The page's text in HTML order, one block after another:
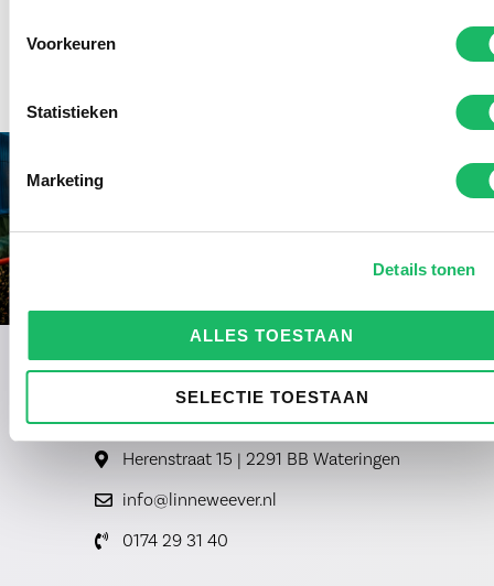
Voorkeuren
Statistieken
Marketing
Details tonen
ALLES TOESTAAN
SELECTIE TOESTAAN
Herenstraat 15 | 2291 BB Wateringen
info@linneweever.nl
0174 29 31 40